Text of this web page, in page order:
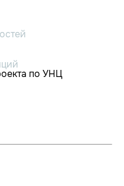
по УНЦ